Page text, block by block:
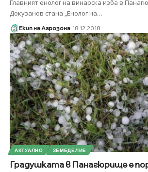
Главният енолог на винарска изба в
Докузанов стана „Енолог на…
Екип на Агрозона 18.12.2018
АКТУАЛНО ЗЕМЕДЕЛИЕ
Градушката в Панагюрище е